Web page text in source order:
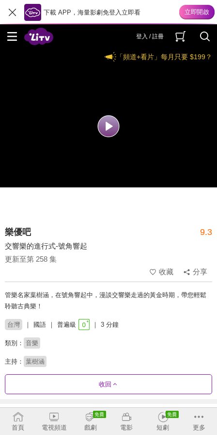
下載 APP，海量影劇免登入立即看
登入 / 註冊
「頻道+看片」每月只要 $199？
樂優吧 9.3
交響樂的進行式-號角響起
更新至第 258 集
收藏
分享
管樂名家葉樹涵，在號角響起中，漫談交響樂走過的黃金時期，帶您輕鬆
聆聽古典樂！
台灣 國語 普遍級 3 分鐘
類別： 音樂
主持： 葉樹涵
收回
劇集列表 反序 收合
226 - 258 181 - 225 136 - 180 91 - 135
首頁 電視頻道 戲劇 電影 短劇 更多